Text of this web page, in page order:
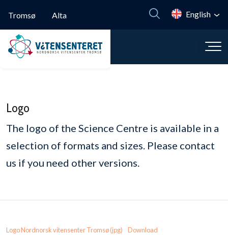
Tromsø
Alta English
Logo
The logo of the Science Centre is available in a
selection of formats and sizes. Please contact
us if you need other versions.
Logo Nordnorsk vitensenter Tromsø (jpg)
Download